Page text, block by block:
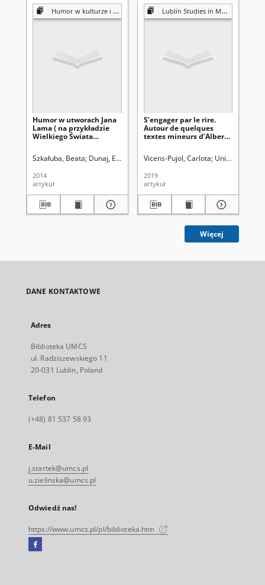
Humor w kulturze i edukacji
Humor w utworach Jana
Lama ( na przykładzie
Wielkiego Świata
Szkałuba, Beata Dunaj, Ewa. Red Morawska, Iwona. Red. Latoch-
2014
artykuł
Lublin Studies in Modern Languages and Literature
S’engager par le rire.
Autour de quelques
textes mineurs d’Albert
Vicens-Pujol, Carlota Uniwersytet
2019
artykuł
Więcej
DANE KONTAKTOWE
Adres
Biblioteka UMCS
ul. Radziszewskiego 11
20-031 Lublin, Poland
Telefon
(+48) 81 537 58 93
E-Mail
j.startek@umcs.pl
u.zielinska@umcs.pl
Odwiedź nas!
https://www.umcs.pl/pl/biblioteka.htm
Facebook